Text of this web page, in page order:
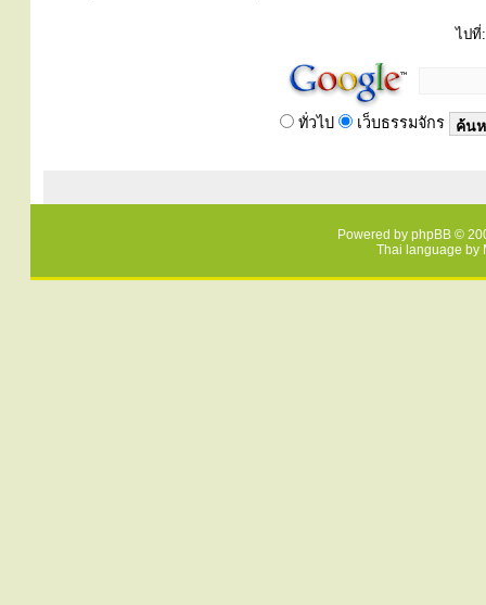
ไปที่:
ทั่วไป เว็บธรรมจักร
Powered by phpBB ©
Thai language by